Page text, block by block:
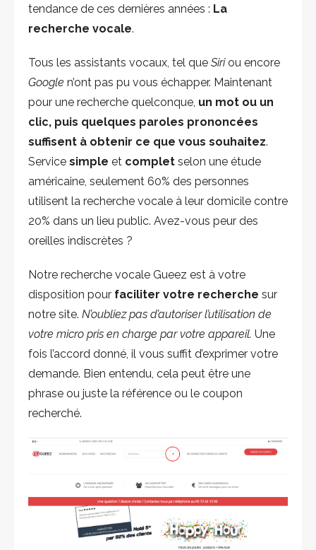
tendance de ces dernières années : La
recherche vocale.
Tous les assistants vocaux, tel que Siriou encore
Google n’ont pas pu vous échapper. Maintenant
pour une recherche quelconque, un mot ou un
clic, puis quelques paroles prononcées
suffisent à obtenir ce que vous souhaitez.
Service simple et complet selon une étude
américaine, seulement 60% des personnes
utilisent la recherche vocale à leur domicile contre
20% dans un lieu public. Avez-vous peur des
oreilles indiscrètes ?
Notre recherche vocale Gueez est à votre
disposition pour faciliter votre recherche sur
notre site. N’oubliez pas d’autoriser l’utilisation de
votre micro pris en charge par votre appareil. Une
fois l’accord donné, il vous suffit d’exprimer votre
demande. Bien entendu, cela peut être une
phrase ou juste la référence ou le coupon
recherché.